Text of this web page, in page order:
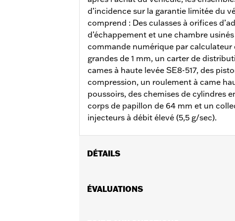
d’incidence sur la garantie limitée du
comprend : Des culasses à orifices
d’échappement et une chambre
commande numérique par calculateur
grandes de 1 mm, un carter de
cames à haute levée SE8-517, des
compression, un roulement à came
poussoirs, des chemises de cylindres
corps de papillon de 64 mm et un
injecteurs à débit élevé (5,5 g/sec).
DÉTAILS
pas aux modèles Trike. Ne convient pas
ÉVALUATIONS